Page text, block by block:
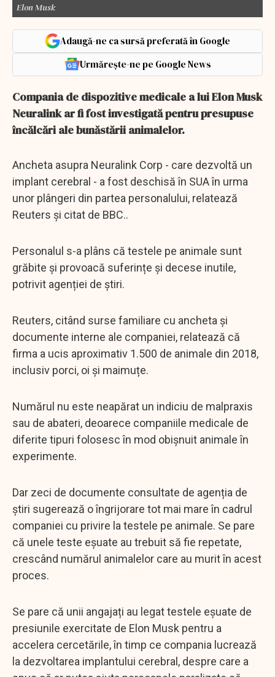
Elon Musk
Adaugă-ne ca sursă preferată în Google
Urmărește-ne pe Google News
Compania de dispozitive medicale a lui Elon Musk
Neuralink ar fi fost investigată pentru presupuse
încălcări ale bunăstării animalelor.
Ancheta asupra Neuralink Corp - care dezvoltă un
implant cerebral - a fost deschisă în SUA în urma
unor plângeri din partea personalului, relatează
Reuters și citat de BBC..
Personalul s-a plâns că testele pe animale sunt
grăbite și provoacă suferințe și decese inutile,
potrivit agenției de știri.
Reuters, citând surse familiare cu ancheta și
documente interne ale companiei, relatează că
firma a ucis aproximativ 1.500 de animale din 2018,
inclusiv porci, oi și maimuțe.
Numărul nu este neapărat un indiciu de malpraxis
sau de abateri, deoarece companiile medicale de
diferite tipuri folosesc în mod obișnuit animale în
experimente.
Dar zeci de documente consultate de agenția de
știri sugerează o îngrijorare tot mai mare în cadrul
companiei cu privire la testele pe animale. Se pare
că unele teste eșuate au trebuit să fie repetate,
crescând numărul animalelor care au murit în acest
proces.
Se pare că unii angajați au legat testele eșuate de
presiunile exercitate de Elon Musk pentru a
accelera cercetările, în timp ce compania lucrează
la dezvoltarea implantului cerebral, despre care a